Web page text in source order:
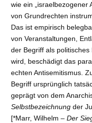
wie ein „israelbezogener
von Grundrechten
Das ist empirisch
von Veranstaltungen,
der Begriff als
wird, beschädigt das
echten Antisemitismus.
Begriff ursprünglich
geprägt von dem
Selbstbezeichnungder
[*Marr, Wilhelm –Der